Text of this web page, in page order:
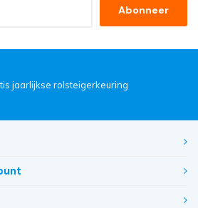
Abonneer
jaarlijkse rolsteigerkeuring